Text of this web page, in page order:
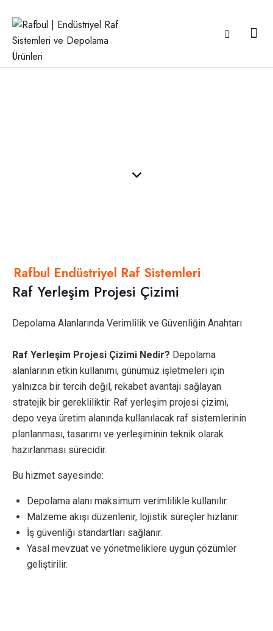
Rafbul Endüstriyel Raf Sistemleri
Raf Yerleşim Projesi Çizimi
Depolama Alanlarında Verimlilik ve Güvenliğin Anahtarı
Raf Yerleşim Projesi Çizimi Nedir? Depolama
alanlarının etkin kullanımı, günümüz işletmeleri için
yalnızca bir tercih değil, rekabet avantajı sağlayan
stratejik bir gerekliliktir. Raf yerleşim projesi çizimi,
depo veya üretim alanında kullanılacak raf sistemlerinin
planlanması, tasarımı ve yerleşiminin teknik olarak
hazırlanması sürecidir.
Bu hizmet sayesinde:
Depolama alanı maksimum verimlilikle kullanılır.
Malzeme akışı düzenlenir, lojistik süreçler hızlanır.
İş güvenliği standartları sağlanır.
Yasal mevzuat ve yönetmeliklere uygun çözümler
geliştirilir.